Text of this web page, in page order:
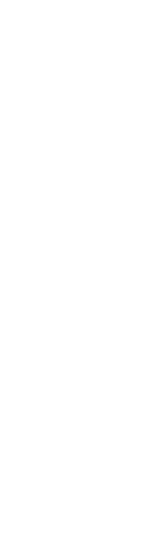
Tego